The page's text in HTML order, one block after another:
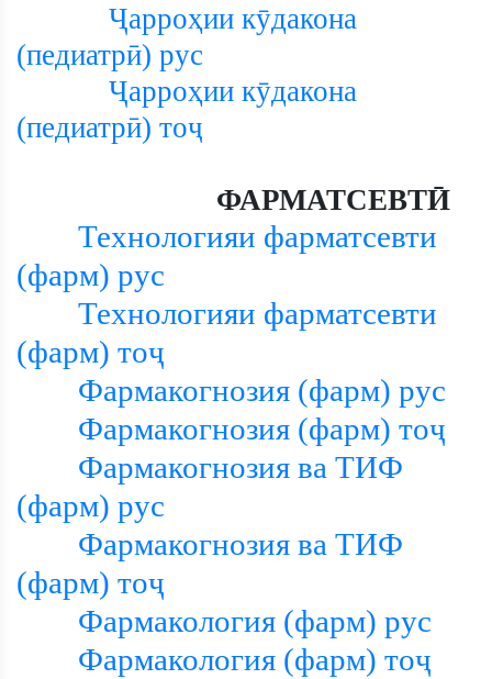
Ҷарроҳии кӯдакона
(педиатрӣ) рус
Ҷарроҳии кӯдакона
(педиатрӣ) тоҷ
ФАРМАТСЕВТӢ
Технологияи фарматсевти
(фарм) рус
Технологияи фарматсевти
(фарм) тоҷ
Фармакогнозия (фарм) рус
Фармакогнозия (фарм) тоҷ
Фармакогнозия ва ТИФ
(фарм) рус
Фармакогнозия ва ТИФ
(фарм) тоҷ
Фармакология (фарм) рус
Фармакология (фарм) тоҷ